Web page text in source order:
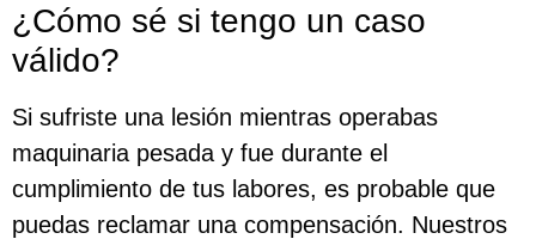
¿Cómo sé si tengo un caso
válido?
Si sufriste una lesión mientras operabas
maquinaria pesada y fue durante el
cumplimiento de tus labores, es probable que
puedas reclamar una compensación. Nuestros